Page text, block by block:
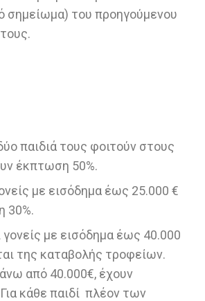
σημείωμα) του προηγούμενου
παιδιά τους φοιτούν στους
έκπτωση 50%.
με εισόδημα έως 25.000 €
30%.
γονείς με εισόδημα έως 40.000
της καταβολής τροφείων.
από 40.000€, έχουν
κάθε παιδί πλέον των